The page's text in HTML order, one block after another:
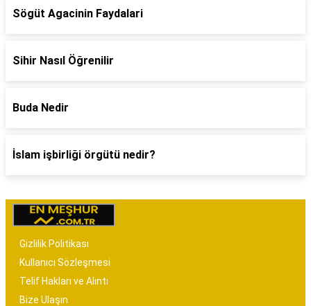
Sögüt Agacinin Faydalari
Sihir Nasıl Öğrenilir
Buda Nedir
İslam işbirliği örgütü nedir?
Gizlilik Politikası
Kullanıcı Sözleşmesi
Telif Hakları ve Alıntı
Bize Ulaşın